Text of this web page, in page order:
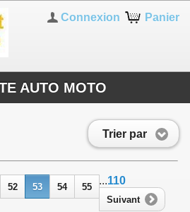
Panier
Connexion
AUTO MOTO
Trier par
52 53 54 55
...110
Suivant